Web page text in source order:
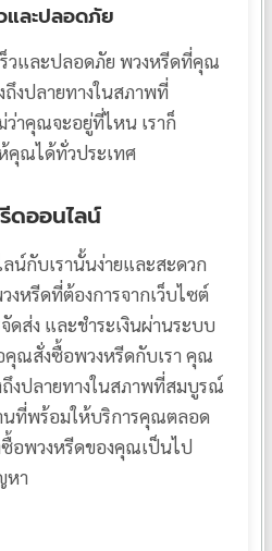
และปลอดภัย
ร็วและปลอดภัย พวงหรีดที่คุณ
ถึงปลายทางในสภาพที่
ว่าคุณจะอยู่ที่ไหน เราก็
คุณได้ทั่วประเทศ
ดออนไลน์
น์กับเรานั้นง่ายและสะดวก
หรีดที่ต้องการจากเว็บไซต์
ดส่ง และชำระเงินผ่านระบบ
ณสั่งซื้อพวงหรีดกับเรา คุณ
งปลายทางในสภาพที่สมบูรณ์
นที่พร้อมให้บริการคุณตลอด
ซื้อพวงหรีดของคุณเป็นไป
หา